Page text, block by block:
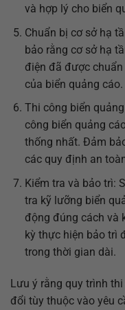
và hợp lý cho biển
Chuẩn bị cơ sở hạ
bảo rằng cơ sở hạ
điện đã được
của biển quảng cáo.
Thi công biển
công biển quảng
thống nhất. Đảm
các quy định an
Kiểm tra và bảo trì:
tra kỹ lưỡng biển
động đúng cách và
kỳ thực hiện bảo trì
trong thời gian dài.
Lưu ý rằng quy trình
đổi tùy thuộc vào yêu